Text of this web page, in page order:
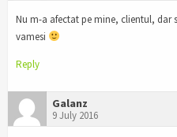
Nu m-a afectat pe mine, clientul, dar
vamesi
Reply
Galanz
9 July 2016